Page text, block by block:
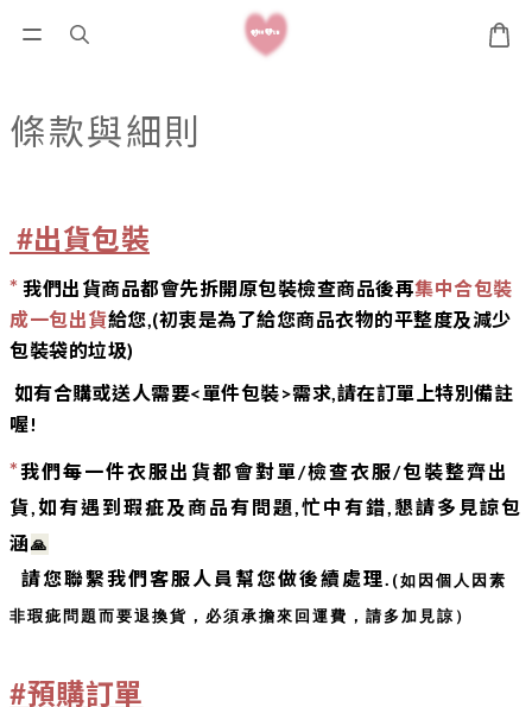
條款與細則
#出貨包裝
* 我們出貨商品都會先拆開原包裝檢查商品後再集中合包裝
成一包出貨給您,(初衷是為了給您商品衣物的平整度及減少
包裝袋的垃圾)
如有合購或送人需要<單件包裝>需求,請在訂單上特別備註
喔!
*我們每一件衣服出貨都會對單/檢查衣服/包裝整齊出
貨,如有遇到瑕疵及商品有問題,忙中有錯,懇請多見諒包
涵🙏
請您聯繫我們客服人員幫您做後續處理. (如因個人因素
非瑕疵問題而要退換貨，必須承擔來回運費，請多加見諒）
#預購訂單